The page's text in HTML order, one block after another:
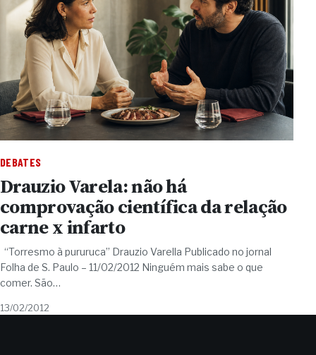
DEBATES
Drauzio Varela: não há
comprovação científica da relação
carne x infarto
“Torresmo à pururuca” Drauzio Varella Publicado no jornal
Folha de S. Paulo – 11/02/2012 Ninguém mais sabe o que
comer. São…
13/02/2012